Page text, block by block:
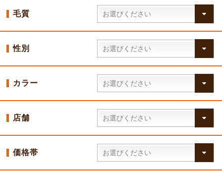
毛質
性別
カラー
店舗
価格帯